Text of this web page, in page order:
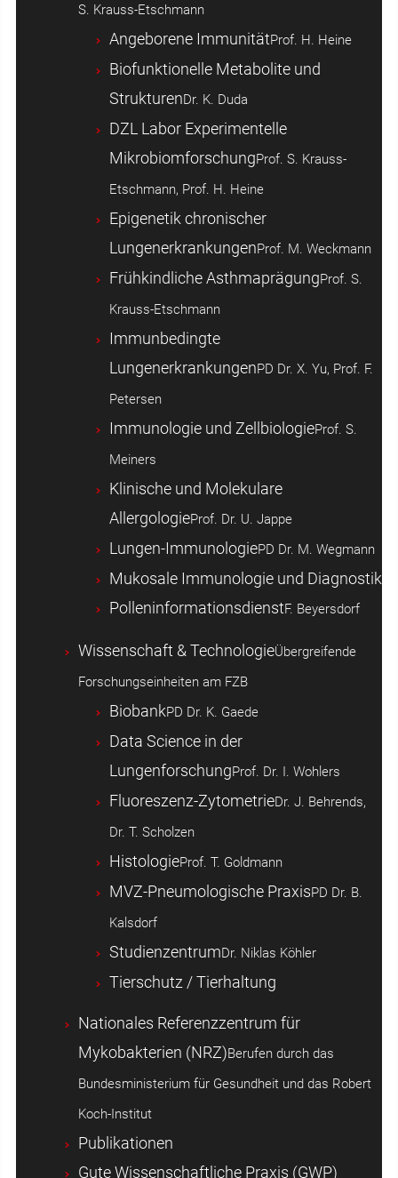
S. Krauss-Etschmann
Angeborene ImmunitätProf. H. Heine
Biofunktionelle Metabolite und
StrukturenDr. K. Duda
DZL Labor Experimentelle
MikrobiomforschungProf. S. Krauss-
Etschmann, Prof. H. Heine
Epigenetik chronischer
LungenerkrankungenProf. M. Weckmann
Frühkindliche AsthmaprägungProf. S.
Krauss-Etschmann
Immunbedingte
LungenerkrankungenPD Dr. X. Yu, Prof. F.
Petersen
Immunologie und ZellbiologieProf. S.
Meiners
Klinische und Molekulare
AllergologieProf. Dr. U. Jappe
Lungen-ImmunologiePD Dr. M. Wegmann
Mukosale Immunologie und Diagnostik
PolleninformationsdienstF. Beyersdorf
Wissenschaft & TechnologieÜbergreifende
Forschungseinheiten am FZB
BiobankPD Dr. K. Gaede
Data Science in der
LungenforschungProf. Dr. I. Wohlers
Fluoreszenz-ZytometrieDr. J. Behrends,
Dr. T. Scholzen
HistologieProf. T. Goldmann
MVZ-Pneumologische PraxisPD Dr. B.
Kalsdorf
StudienzentrumDr. Niklas Köhler
Tierschutz / Tierhaltung
Nationales Referenzzentrum für
Mykobakterien (NRZ)Berufen durch das
Bundesministerium für Gesundheit und das Robert
Koch-Institut
Publikationen
Gute Wissenschaftliche Praxis (GWP)